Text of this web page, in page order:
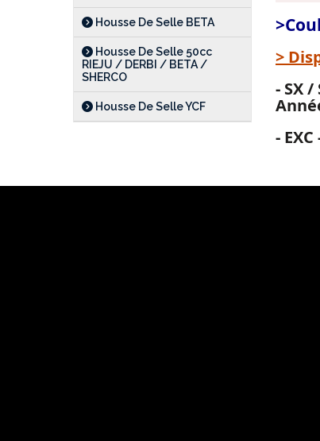
Housse De Selle BETA
Housse De Selle 50cc
RIEJU / DERBI / BETA /
SHERCO
Housse De Selle YCF
>
- SX /
-